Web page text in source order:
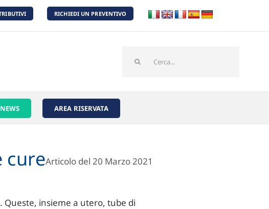
RICHIEDI UN PREVENTIVO
per:
NEWS AREA RISERVATA
cureArticolo del 20 Marzo 2021
Queste, insieme a utero, tube di